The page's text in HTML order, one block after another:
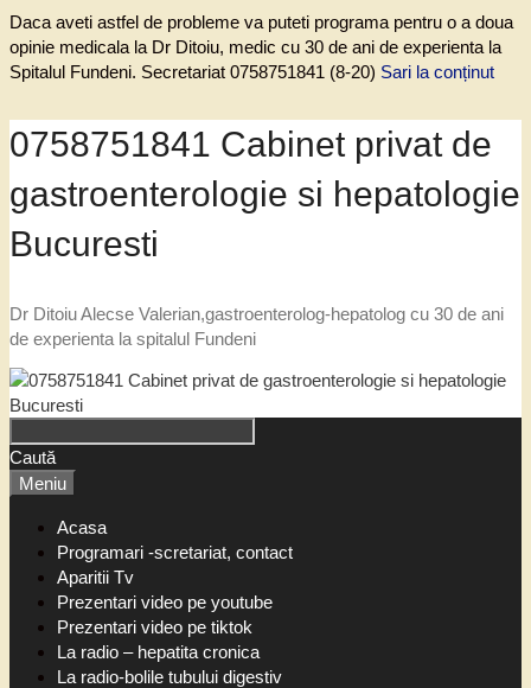
Daca aveti astfel de probleme va puteti programa pentru o a doua
opinie medicala la Dr Ditoiu, medic cu 30 de ani de experienta la
Spitalul Fundeni. Secretariat 0758751841 (8-20) Sari la conținut
0758751841 Cabinet privat de
gastroenterologie si hepatologie
Bucuresti
Dr Ditoiu Alecse Valerian,gastroenterolog-hepatolog cu 30 de ani
de experienta la spitalul Fundeni
Caută
Meniu
Acasa
Programari -scretariat, contact
Aparitii Tv
Prezentari video pe youtube
Prezentari video pe tiktok
La radio – hepatita cronica
La radio-bolile tubului digestiv